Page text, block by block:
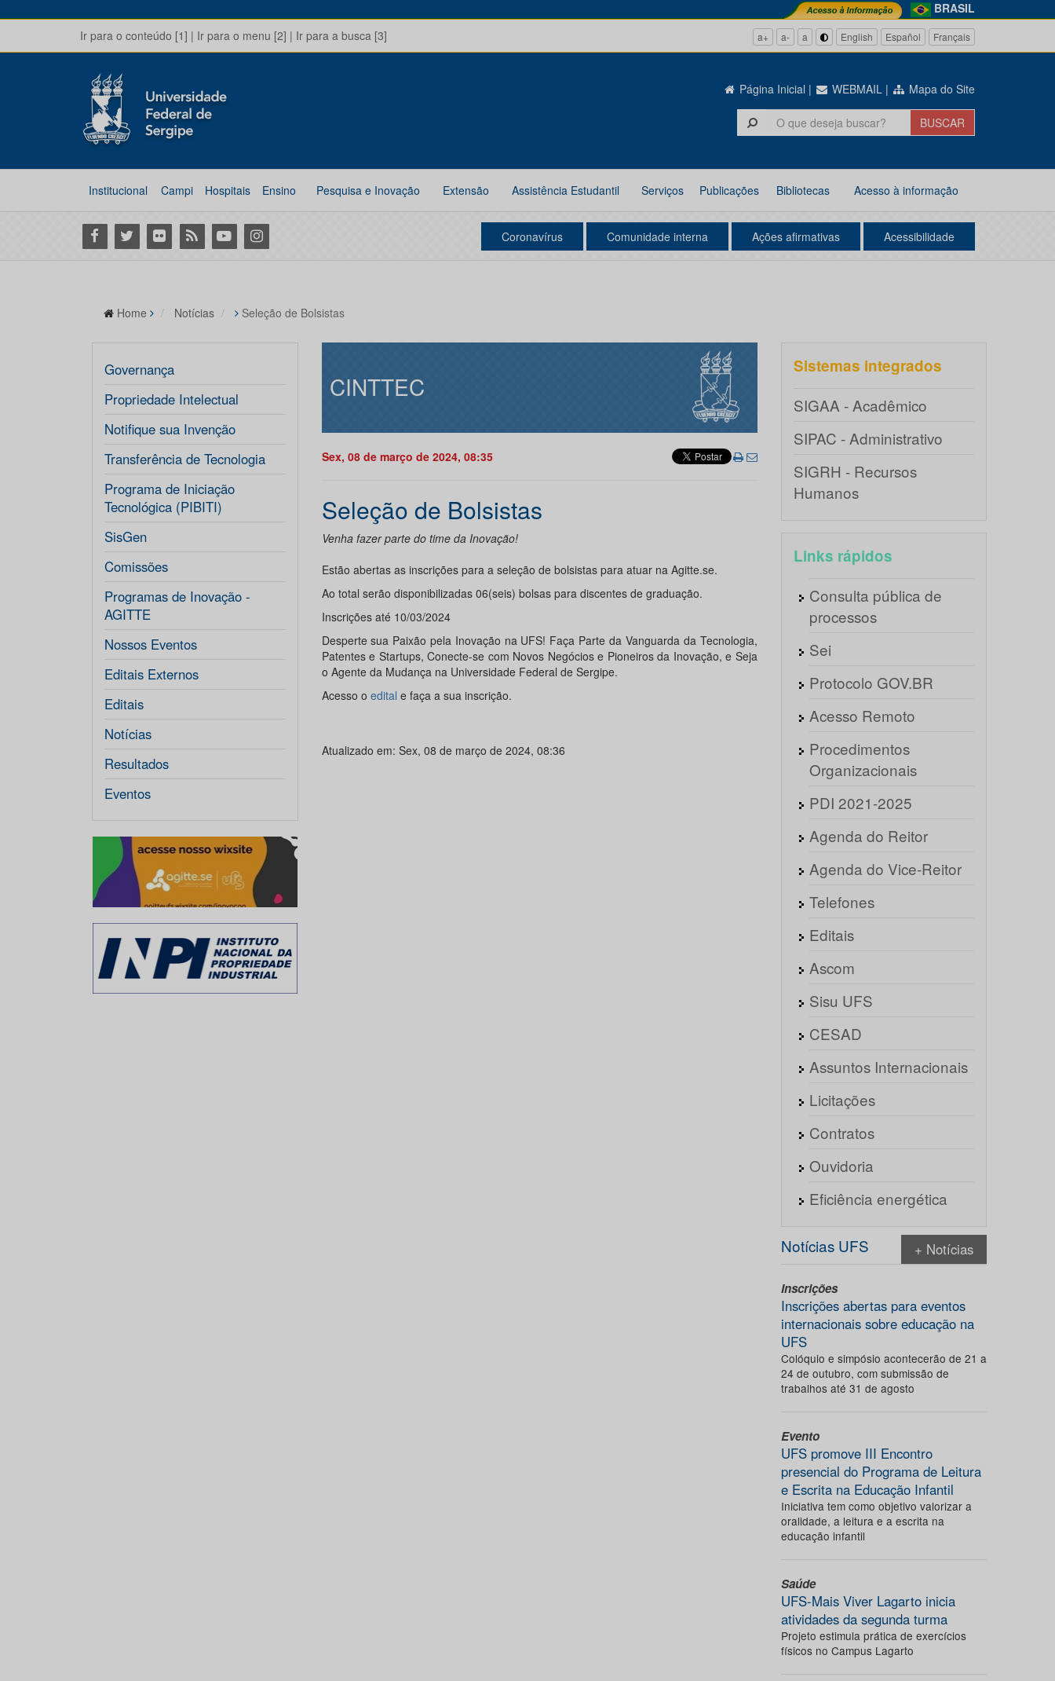
BRASIL
Ir para o conteúdo [1] | Ir para o menu [2] | Ir para a busca [3] a+ a- a English Español Français
Página Inicial | WEBMAIL | Mapa do Site
Institucional Campi Hospitais Ensino Pesquisa e Inovação Extensão Assistência Estudantil Serviços Publicações Bibliotecas Acesso à informação
Facebook
Twitter Flickr RSS YoutubeInstagram Coronavírus Comunidade interna Ações afirmativas Acessibilidade
Home Notícias Seleção de Bolsistas
Governança
Propriedade Intelectual
Notifique sua Invenção
Transferência de Tecnologia
Programa de Iniciação
Tecnológica (PIBITI)
SisGen
Comissões
Programas de Inovação -
AGITTE
Nossos Eventos
Editais Externos
Editais
Notícias
Resultados
Eventos
CINTTEC
Sex, 08 de março de 2024, 08:35
Seleção de Bolsistas
Venha fazer parte do time da Inovação!
Estão abertas as inscrições para a seleção de bolsistas para atuar na Agitte.se.
Ao total serão disponibilizadas 06(seis) bolsas para discentes de graduação.
Inscrições até 10/03/2024
Desperte sua Paixão pela Inovação na UFS! Faça Parte da Vanguarda da Tecnologia,
Patentes e Startups, Conecte-se com Novos Negócios e Pioneiros da Inovação, e Seja
o Agente da Mudança na Universidade Federal de Sergipe.
Acesso o edital e faça a sua inscrição.
Atualizado em: Sex, 08 de março de 2024, 08:36
Sistemas integrados
SIGAA - Acadêmico
SIPAC - Administrativo
SIGRH - Recursos
Humanos
Links rápidos
Consulta pública de
processos
Sei
Protocolo GOV.BR
Acesso Remoto
Procedimentos
Organizacionais
PDI 2021-2025
Agenda do Reitor
Agenda do Vice-Reitor
Telefones
Editais
Ascom
Sisu UFS
CESAD
Assuntos Internacionais
Licitações
Contratos
Ouvidoria
Eficiência energética
Notícias UFS + Notícias
Inscrições
Inscrições abertas para eventos
internacionais sobre educação na
UFS
Colóquio e simpósio acontecerão de 21 a
24 de outubro, com submissão de
trabalhos até 31 de agosto
Evento
UFS promove III Encontro
presencial do Programa de Leitura
e Escrita na Educação Infantil
Iniciativa tem como objetivo valorizar a
oralidade, a leitura e a escrita na
educação infantil
Saúde
UFS-Mais Viver Lagarto inicia
atividades da segunda turma
Projeto estimula prática de exercícios
físicos no Campus Lagarto